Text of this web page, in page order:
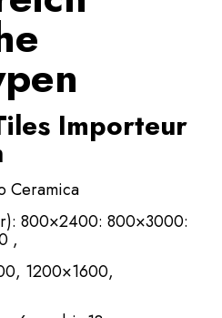
Importeur
Ceramica
800×2400: 800×3000:
,
1200×1600,